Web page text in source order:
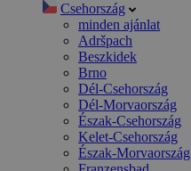
Csehország
minden ajánlat
Adršpach
Beszkidek
Brno
Dél-Csehország
Dél-Morvaország
Észak-Csehország
Kelet-Csehország
Észak-Morvaország